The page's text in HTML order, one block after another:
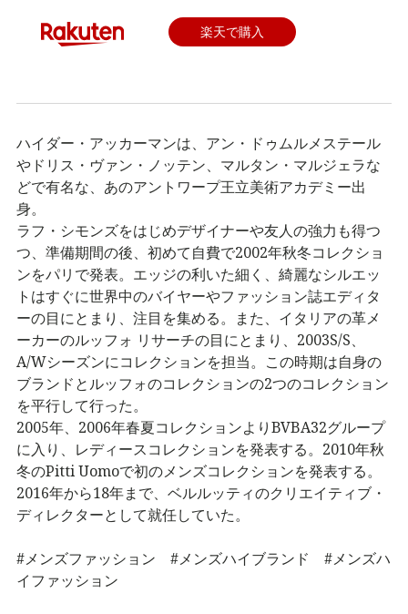
楽天で購入
ハイダー・アッカーマンは、アン・ドゥムルメステール
やドリス・ヴァン・ノッテン、マルタン・マルジェラな
どで有名な、あのアントワープ王立美術アカデミー出
身。
ラフ・シモンズをはじめデザイナーや友人の強力も得つ
つ、準備期間の後、初めて自費で2002年秋冬コレクショ
ンをパリで発表。エッジの利いた細く、綺麗なシルエッ
トはすぐに世界中のバイヤーやファッション誌エディタ
ーの目にとまり、注目を集める。また、イタリアの革メ
ーカーのルッフォ リサーチの目にとまり、2003S/S、
A/Wシーズンにコレクションを担当。この時期は自身の
ブランドとルッフォのコレクションの2つのコレクション
を平行して行った。
2005年、2006年春夏コレクションよりBVBA32グループ
に入り、レディースコレクションを発表する。2010年秋
冬のPitti Uomoで初のメンズコレクションを発表する。
2016年から18年まで、ベルルッティのクリエイティブ・
ディレクターとして就任していた。
#メンズファッション #メンズハイブランド #メンズハ
イファッション